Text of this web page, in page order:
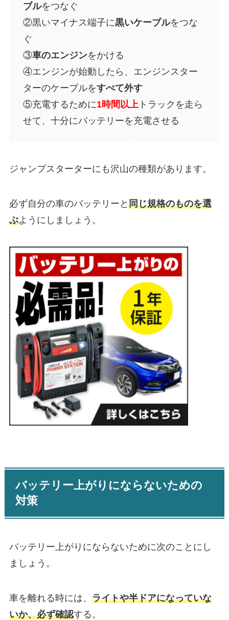
ブルをつなぐ
②黒いマイナス端子に黒いケーブルをつな
ぐ
③車のエンジンをかける
④エンジンが始動したら、エンジンスター
ターのケーブルをすべて外す
⑤充電するために1時間以上 トラックを走ら
せて、十分にバッテリーを充電させる
ジャンプスターターにも沢山の種類があります。
必ず自分の車のバッテリーと 同じ規格のものを選
ぶようにしましょう。
バッテリー上がりにならないための
対策
バッテリー上がりにならないために次のことにし
ましょう。
車を離れる時には、 ライトや半ドアになっていな
いか、必ず確認する。